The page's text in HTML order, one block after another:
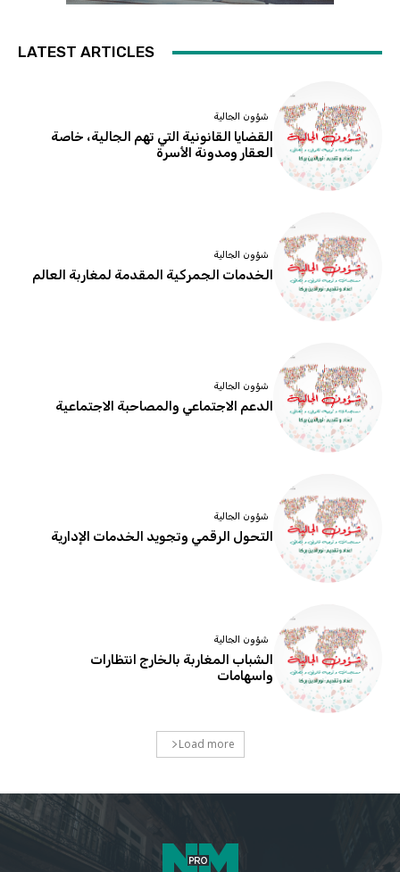
LATEST ARTICLES
شؤون الجالية
القضايا القانونية التي تهم الجالية، خاصة
العقار ومدونة الأسرة
شؤون الجالية
الخدمات الجمركية المقدمة لمغاربة العالم
شؤون الجالية
الدعم الاجتماعي والمصاحبة الاجتماعية
شؤون الجالية
التحول الرقمي وتجويد الخدمات الإدارية
شؤون الجالية
الشباب المغاربة بالخارج انتظارات
واسهامات
Load more